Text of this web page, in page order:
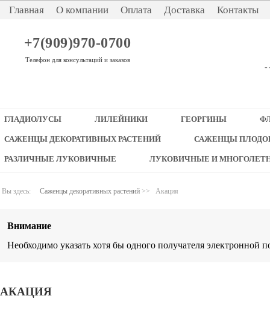
Главная О компании Оплата Доставка Контакты
+7(909)970-0700
Телефон для консультаций и заказов
ГЛАДИОЛУСЫ ЛИЛЕЙНИКИ ГЕОРГИНЫ
САЖЕНЦЫ ДЕКОРАТИВНЫХ РАСТЕНИЙ САЖЕНЦЫ
РАЗЛИЧНЫЕ ЛУКОВИЧНЫЕ ЛУКОВИЧНЫЕ И
Вы здесь: Саженцы декоративных растений >> Акация
Внимание
Необходимо указать хотя бы одного получателя электронной
АКАЦИЯ